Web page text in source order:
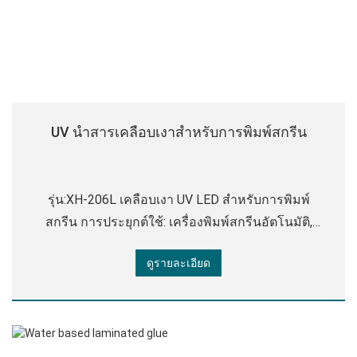
UV นําสารเคลือบเงาสําหรับการพิมพ์สกรีน
รุ่น:XH-206L เคลือบเงา UV LED สําหรับการพิมพ์
สกรีน การประยุกต์ใช้: เครื่องพิมพ์สกรีนอัตโนมัติ,
ดูรายละเอียด